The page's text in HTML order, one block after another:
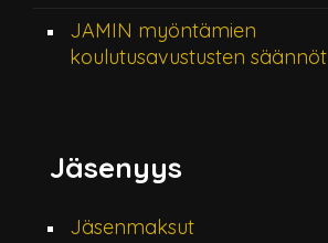
JAMIN myöntämien
koulutusavustusten säännöt
Jäsenyys
Jäsenmaksut